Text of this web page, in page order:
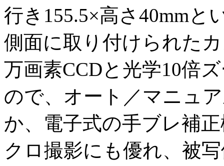
行き155.5×高さ40mm
側面に取り付けられた
万画素CCDと光学10倍
ので、オート／マニュ
か、電子式の手ブレ補
クロ撮影にも優れ、被